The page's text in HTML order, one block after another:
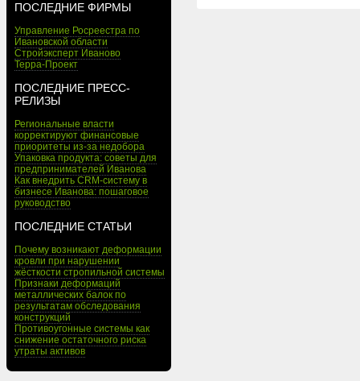
ПОСЛЕДНИЕ ФИРМЫ
Управление Росреестра по
Ивановской области
Стройэксперт Иваново
Терра-Проект
ПОСЛЕДНИЕ ПРЕСС-
РЕЛИЗЫ
Региональные власти
корректируют финансовые
приоритеты из-за недобора
Упаковка продукта: советы для
предпринимателей Иванова
Как внедрить CRM-систему в
бизнесе Иванова: пошаговое
руководство
ПОСЛЕДНИЕ СТАТЬИ
Почему возникают деформации
кровли при нарушении
жёсткости стропильной системы
Признаки деформаций
металлических балок по
результатам обследования
конструкций
Противоугонные системы как
снижение остаточного риска
утраты активов